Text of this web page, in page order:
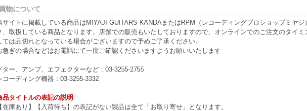
物について
サイトに掲載している商品はMIYAJI GUITARS KANDAまたはRPM（レコーディングプロショップミヤジ
、取扱している商品となります。店舗での販売もいたしておりますので、オンラインでのご注文のタイミ
ては品切れとなっている場合がございますので予めご了承ください。
急ぎの場合などはお電話にて一度ご確認くださいますようお願いいたします
ター、アンプ、エフェクターなど：03-3255-2755
コーディング機器：03-3255-3332
品タイトルの表記の説明
在庫あり】【入荷待ち】の表記がない製品は全て「お取り寄せ」となります。